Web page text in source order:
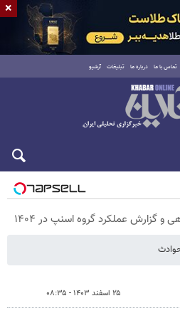
تماس با ما درباره ما تبلیغات آرشیو
و گزارش عملکرد گروه اسنپ در ۱۴۰۴
۲۵ اسفند ۱۴۰۳ - ۰۸:۳۵
×